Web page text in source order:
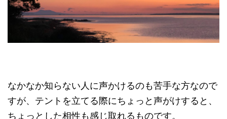
なかなか知らない人に声かけるのも苦手な方なので
すが、テントを立てる際にちょっと声がけすると、
ちょっとした相性も感じ取れるものです。